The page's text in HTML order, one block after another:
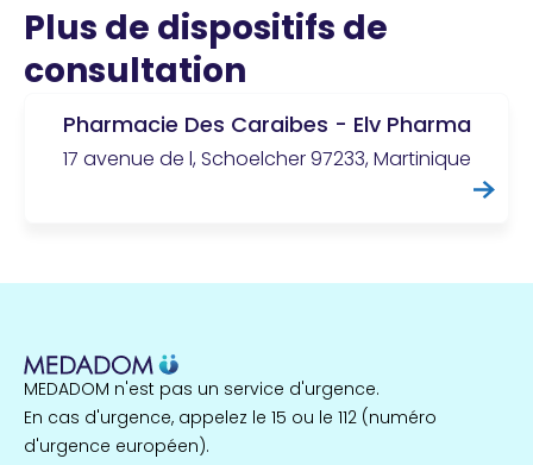
Plus de dispositifs de
consultation
Pharmacie Des Caraibes - Elv Pharma
17 avenue de l, Schoelcher 97233, Martinique
MEDADOM n'est pas un service d'urgence.
En cas d'urgence, appelez le 15 ou le 112 (numéro
d'urgence européen).